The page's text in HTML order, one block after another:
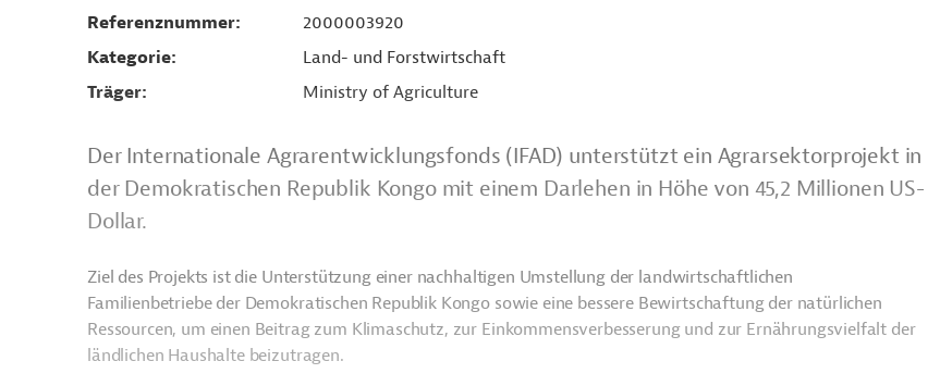
Referenznummer
2000003920
Kategorie
Land- und Forstwirtschaft
Träger
Ministry of Agriculture
Der Internationale Agrarentwicklungsfonds (IFAD) unterstützt ein Agrarsektorprojekt in
der Demokratischen Republik Kongo mit einem Darlehen in Höhe von 45,2 Millionen US-
Dollar.
Ziel des Projekts ist die Unterstützung einer nachhaltigen Umstellung der landwirtschaftlichen
Familienbetriebe der Demokratischen Republik Kongo sowie eine bessere Bewirtschaftung der natürlichen
Ressourcen, um einen Beitrag zum Klimaschutz, zur Einkommensverbesserung und zur Ernährungsvielfalt der
ländlichen Haushalte beizutragen.